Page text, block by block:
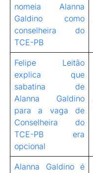
nomeia Alanna
Galdino como
conselheira do
TCE-PB
Felipe Leitão
explica que
sabatina de
Alanna Galdino
para a vaga de
Conselheira do
TCE-PB era
opcional
Alanna Galdino é